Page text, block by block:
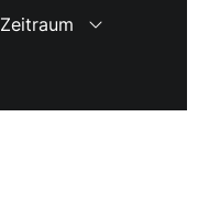
Zeitraum